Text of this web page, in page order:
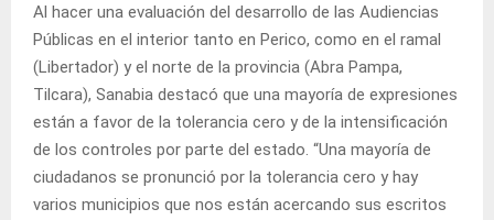
Al hacer una evaluación del desarrollo de las Audiencias
Públicas en el interior tanto en Perico, como en el ramal
(Libertador) y el norte de la provincia (Abra Pampa,
Tilcara), Sanabia destacó que una mayoría de expresiones
están a favor de la tolerancia cero y de la intensificación
de los controles por parte del estado. “Una mayoría de
ciudadanos se pronunció por la tolerancia cero y hay
varios municipios que nos están acercando sus escritos